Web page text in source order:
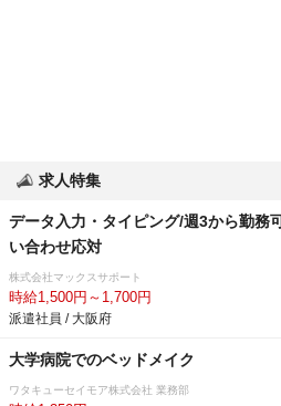
求人特集
データ入力・タイピング/週3から勤務
い合わせ応対
株式会社マックスサポート
時給1,500円～1,700円
派遣社員 / 大阪府
大学病院でのベッドメイク
ワタキューセイモア株式会社 業務部